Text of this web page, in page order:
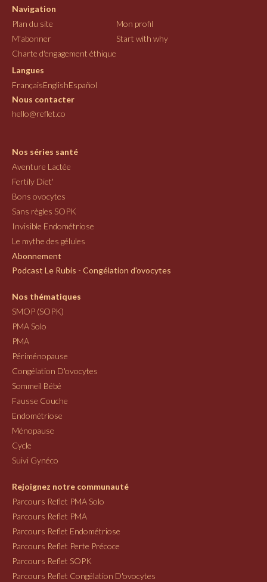
Navigation
Plan du site
Mon profil
M'abonner
Start with why
Charte d'engagement éthique
Langues
FrançaisEnglishEspañol
Nous contacter
hello@reflet.co
Nos séries santé
Aventure Lactée
Fertily Diet'
Bons ovocytes
Sans règles SOPK
Invisible Endométriose
Le mythe des gélules
Abonnement
Podcast Le Rubis - Congélation d'ovocytes
Nos thématiques
SMOP (SOPK)
PMA Solo
PMA
Périménopause
Congélation D'ovocytes
Sommeil Bébé
Fausse Couche
Endométriose
Ménopause
Cycle
Suivi Gynéco
Rejoignez notre communauté
Parcours Reflet PMA Solo
Parcours Reflet PMA
Parcours Reflet Endométriose
Parcours Reflet Perte Précoce
Parcours Reflet SOPK
Parcours Reflet Congélation D'ovocytes